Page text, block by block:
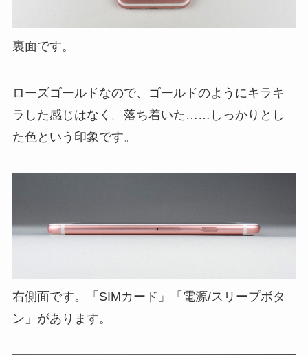
裏面です。
ローズゴールドなので、ゴールドのようにキラキ
ラした感じはなく。落ち着いた……しっかりとし
た色という印象です。
右側面です。「SIMカード」「電源/スリープボタ
ン」があります。